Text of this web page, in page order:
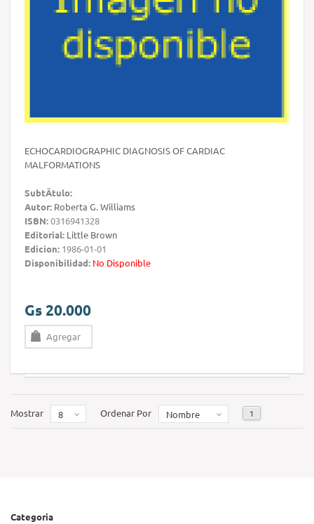
ECHOCARDIOGRAPHIC DIAGNOSIS OF CARDIAC
MALFORMATIONS
SubtÃ­tulo:
Autor: Roberta G. Williams
ISBN:0316941328
Editorial: Little Brown
Edicion: 1986-01-01
Disponibilidad: No Disponible
Gs 20.000
Agregar
Mostrar 8 Ordenar Por Nombre 1
Categoria